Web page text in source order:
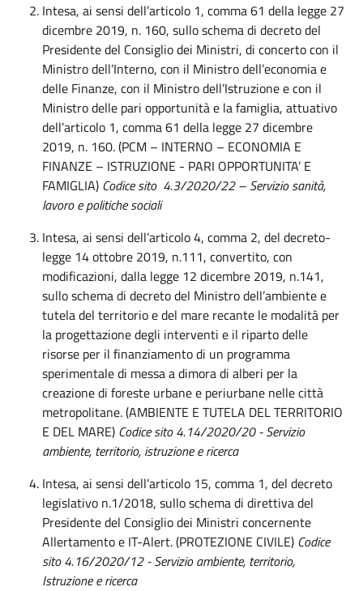
Intesa, ai sensi dell’articolo 1, comma 61 della legge 27
dicembre 2019, n. 160, sullo schema di decreto del
Presidente del Consiglio dei Ministri, di concerto con il
Ministro dell’Interno, con il Ministro dell’economia e
delle Finanze, con il Ministro dell’Istruzione e con il
Ministro delle pari opportunità e la famiglia, attuativo
dell’articolo 1, comma 61 della legge 27 dicembre
2019, n. 160. (PCM – INTERNO – ECONOMIA E
FINANZE – ISTRUZIONE - PARI OPPORTUNITA’ E
FAMIGLIA) Codice sito 4.3/2020/22 – Servizio sanità,
lavoro e politiche sociali
Intesa, ai sensi dell’articolo 4, comma 2, del decreto-
legge 14 ottobre 2019, n.111, convertito, con
modificazioni, dalla legge 12 dicembre 2019, n.141,
sullo schema di decreto del Ministro dell’ambiente e
tutela del territorio e del mare recante le modalità per
la progettazione degli interventi e il riparto delle
risorse per il finanziamento di un programma
sperimentale di messa a dimora di alberi per la
creazione di foreste urbane e periurbane nelle città
metropolitane. (AMBIENTE E TUTELA DEL TERRITORIO
E DEL MARE) Codice sito 4.14/2020/20 - Servizio
ambiente, territorio, istruzione e ricerca
Intesa, ai sensi dell’articolo 15, comma 1, del decreto
legislativo n.1/2018, sullo schema di direttiva del
Presidente del Consiglio dei Ministri concernente
Allertamento e IT-Alert. (PROTEZIONE CIVILE) Codice
sito 4.16/2020/12 - Servizio ambiente, territorio,
Istruzione e ricerca